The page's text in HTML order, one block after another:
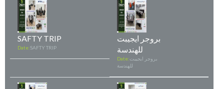
SAFTY TRIP
Date:SAFTY TRIP
بروجر ايجيبت
للهندسة
Date:بروجر ايجيبت
للهندسة